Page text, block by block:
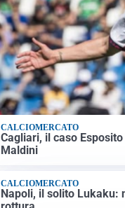
CALCIOMERCATO
Cagliari, il caso
Maldini
CALCIOMERCATO
Napoli, il solito Lukaku: